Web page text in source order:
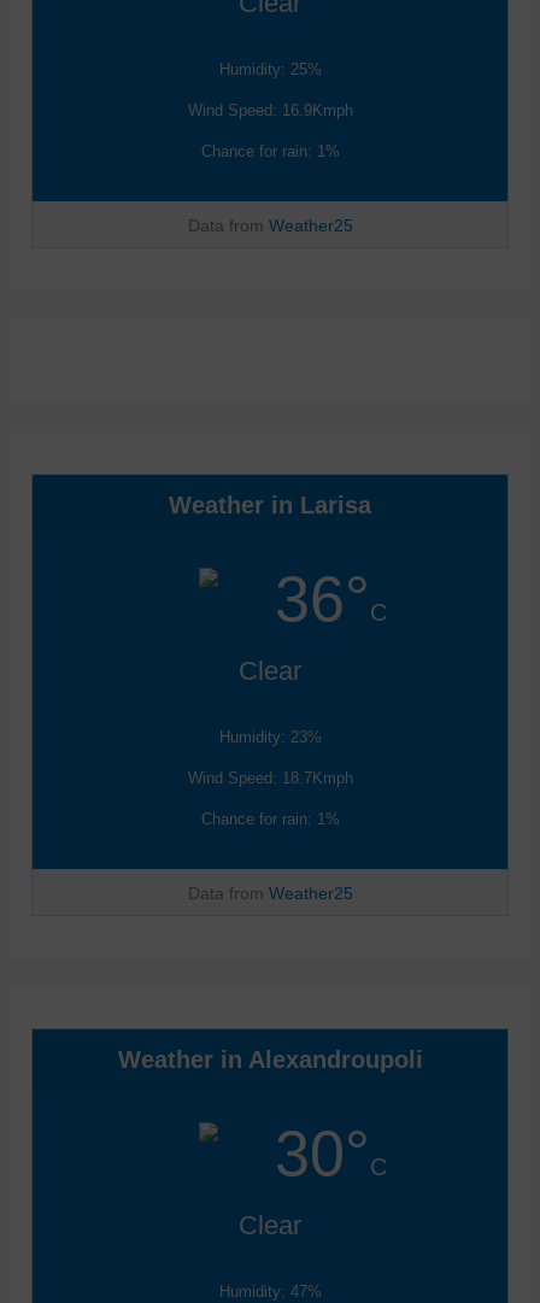
Humidity: 25%
Wind Speed: 16.9Kmph
Chance for rain: 1%
Data from Weather25
Weather in Larisa
36°C
Clear
Humidity: 23%
Wind Speed: 18.7Kmph
Chance for rain: 1%
Data from Weather25
Weather in Alexandroupoli
30°C
Clear
Humidity: 47%